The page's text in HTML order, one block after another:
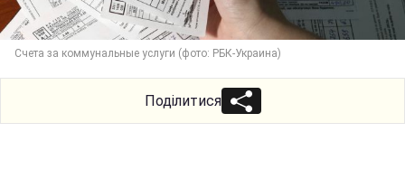
Счета за коммунальные услуги (фото: РБК-Украина)
Поділитися